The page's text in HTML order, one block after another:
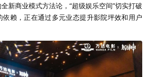
新商业模式方法论，“超级娱乐空间”切实打破
依赖，正在通过多元业态提升影院坪效和用户